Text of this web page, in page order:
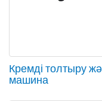
Кремді толтыру
машина